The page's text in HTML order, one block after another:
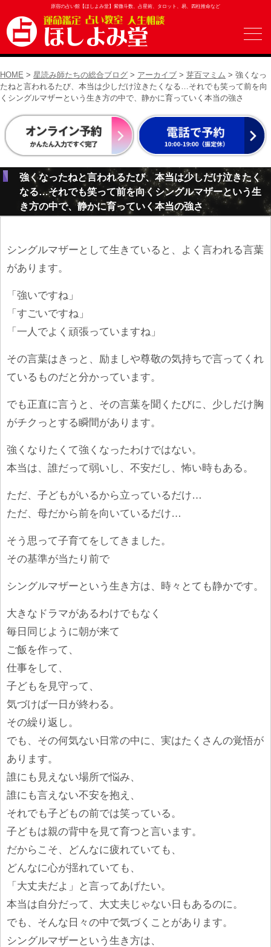
原宿の占い館【ほしよみ堂】紫微斗数、占星術、タロット、易、四柱推命など
HOME > 星読み師たちの総合ブログ > アーカイブ > 芽百マミム > 強くなっ
たねと言われるたび、本当は少しだけ泣きたくなる…それでも笑って前を向
くシングルマザーという生き方の中で、静かに育っていく本当の強さ
強くなったねと言われるたび、本当は少しだけ泣きたく
なる…それでも笑って前を向くシングルマザーという生
き方の中で、静かに育っていく本当の強さ
シングルマザーとして生きていると、よく言われる言葉
があります。
「強いですね」
「すごいですね」
「一人でよく頑張っていますね」
その言葉はきっと、励ましや尊敬の気持ちで言ってくれ
ているものだと分かっています。
でも正直に言うと、その言葉を聞くたびに、少しだけ胸
がチクっとする瞬間があります。
強くなりたくて強くなったわけではない。
本当は、誰だって弱いし、不安だし、怖い時もある。
ただ、子どもがいるから立っているだけ…
ただ、母だから前を向いているだけ…
そう思って子育てをしてきました。
その基準が当たり前で
シングルマザーという生き方は、時々とても静かです。
大きなドラマがあるわけでもなく
毎日同じように朝が来て
ご飯を作って、
仕事をして、
子どもを見守って、
気づけば一日が終わる。
その繰り返し。
でも、その何気ない日常の中に、実はたくさんの覚悟が
あります。
誰にも見えない場所で悩み、
誰にも言えない不安を抱え、
それでも子どもの前では笑っている。
子どもは親の背中を見て育つと言います。
だからこそ、どんなに疲れていても、
どんなに心が揺れていても、
「大丈夫だよ」と言ってあげたい。
本当は自分だって、大丈夫じゃない日もあるのに。
でも、そんな日々の中で気づくことがあります。
シングルマザーという生き方は、